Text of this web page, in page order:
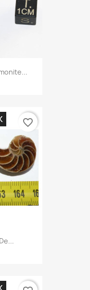
favorite_border